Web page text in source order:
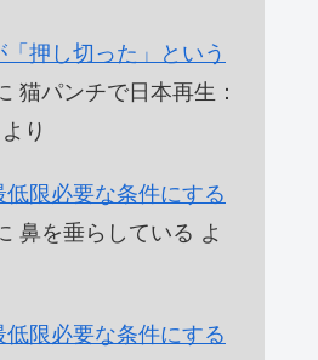
押し切った」という
猫パンチで日本再生：
より
限必要な条件にする
鼻を垂らしている よ
限必要な条件にする